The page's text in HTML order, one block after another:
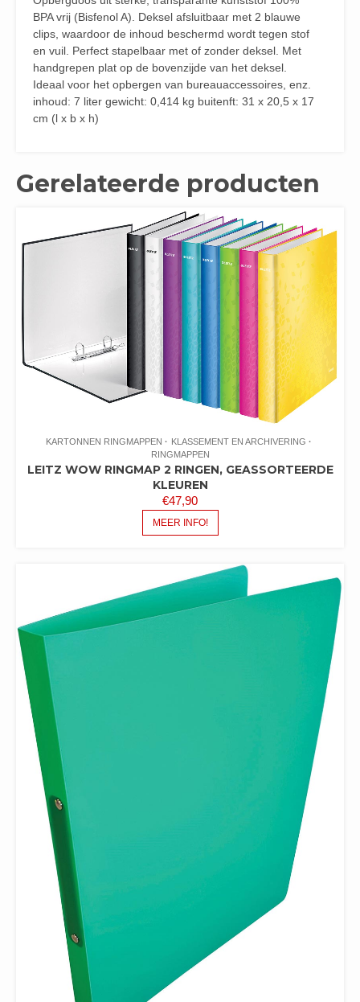
BPA vrij (Bisfenol A). Deksel afsluitbaar met 2 blauwe
clips, waardoor de inhoud beschermd wordt tegen stof
en vuil. Perfect stapelbaar met of zonder deksel. Met
handgrepen plat op de bovenzijde van het deksel.
Ideaal voor het opbergen van bureauaccessoires, enz.
inhoud: 7 liter gewicht: 0,414 kg buitenft: 31 x 20,5 x 17
cm (l x b x h)
Gerelateerde producten
KARTONNEN RINGMAPPEN
KLASSEMENT EN ARCHIVERING
RINGMAPPEN
LEITZ WOW RINGMAP 2 RINGEN, GEASSORTEERDE
KLEUREN
€47,90
MEER INFO!